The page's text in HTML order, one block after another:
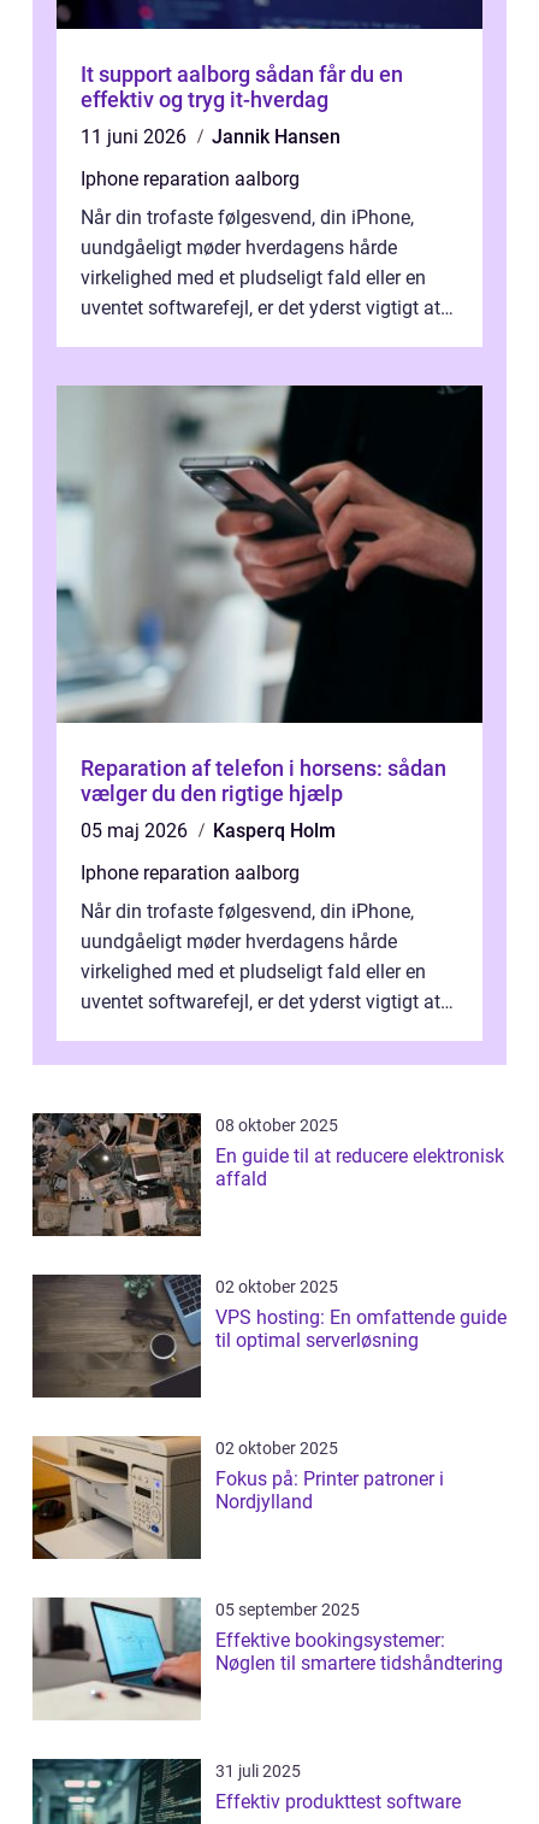
It support aalborg sådan får du en
effektiv og tryg it-hverdag
11 juni 2026
Jannik Hansen
Iphone reparation aalborg
Når din trofaste følgesvend, din iPhone,
uundgåeligt møder hverdagens hårde
virkelighed med et pludseligt fald eller en
uventet softwarefejl, er det yderst vigtigt at
Reparation af telefon i horsens: sådan
vælger du den rigtige hjælp
05 maj 2026
Kasperq Holm
Iphone reparation aalborg
Når din trofaste følgesvend, din iPhone,
uundgåeligt møder hverdagens hårde
virkelighed med et pludseligt fald eller en
uventet softwarefejl, er det yderst vigtigt at
08 oktober 2025
En guide til at reducere elektronisk
affald
02 oktober 2025
VPS hosting: En omfattende guide
til optimal serverløsning
02 oktober 2025
Fokus på: Printer patroner i
Nordjylland
05 september 2025
Effektive bookingsystemer:
Nøglen til smartere tidshåndtering
31 juli 2025
Effektiv produkttest software